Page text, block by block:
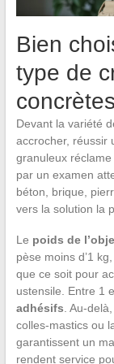
Bien
type de
Devant la variété
accrocher, réussir
granuleux
par un examen
béton, brique,
vers la solution la
Le poids de
pèse moins d’1
que ce soit pour
ustensile. Entre 1
adhésifs . Au-
colles-mastics ou
garantissent un
rendent service